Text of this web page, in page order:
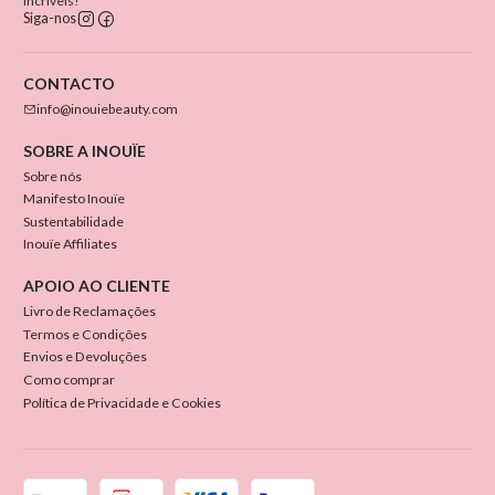
Siga-nos
CONTACTO
info@inouiebeauty.com
SOBRE A INOUÏE
Sobre nós
Manifesto Inouïe
Sustentabilidade
Inouïe Affiliates
APOIO AO CLIENTE
Livro de Reclamações
Termos e Condições
Envios e Devoluções
Como comprar
Política de Privacidade e Cookies